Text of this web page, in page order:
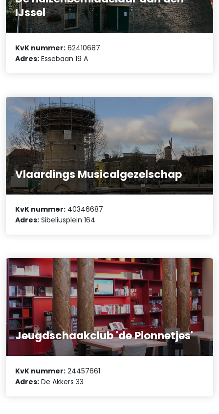
IJssel
KvK nummer: 62410687
Adres: Essebaan 19 A
Vlaardings Musicalgezelschap
KvK nummer: 40346687
Adres: Sibeliusplein 164
Jeugdschaakclub 'de Pionnetjes'
KvK nummer: 24457661
Adres: De Akkers 33